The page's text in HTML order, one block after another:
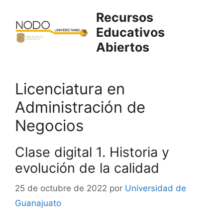
contenido
Recursos
Educativos
Abiertos
Licenciatura en
Administración de
Negocios
Clase digital 1. Historia y
evolución de la calidad
25 de octubre de 2022 por Universidad de
Guanajuato